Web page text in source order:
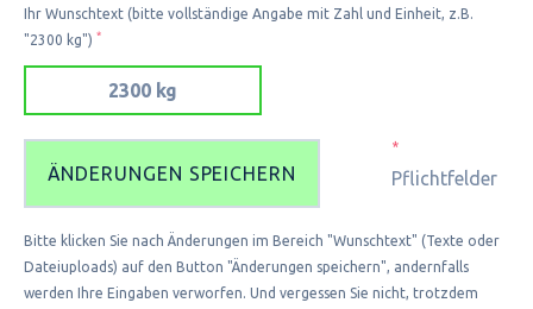
Ihr Wunschtext (bitte vollständige Angabe mit Zahl und Einheit, z.B.
"2300 kg") *
ÄNDERUNGEN SPEICHERN
*
Pflichtfelder
Bitte klicken Sie nach Änderungen im Bereich "Wunschtext" (Texte oder
Dateiuploads) auf den Button "Änderungen speichern", andernfalls
werden Ihre Eingaben verworfen. Und vergessen Sie nicht, trotzdem